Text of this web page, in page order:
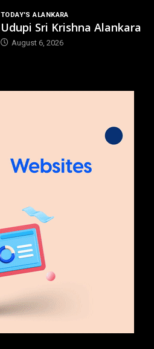
TODAY'S ALANKARA
Udupi Sri Krishna Alankara
August 6, 2026